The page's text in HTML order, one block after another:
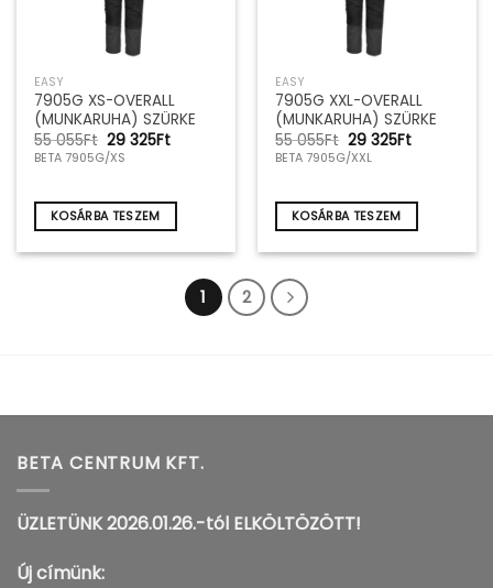
EASY
7905G XS-OVERALL
(MUNKARUHA) SZÜRKE
55 055Ft Original
price
was:
29 325FtCurrent
BETA 7905G/XS
KOSÁRBA TESZEM
EASY
7905G XXL-OVERALL
(MUNKARUHA) SZÜRKE
55 055Ft Original
price
was:
29 325FtCurrent
BETA 7905G/XXL
KOSÁRBA TESZEM
1 2
BETA CENTRUM KFT.
ÜZLETÜNK 2026.01.26.-tól ELKÖLTÖZÖTT!
Új címünk: